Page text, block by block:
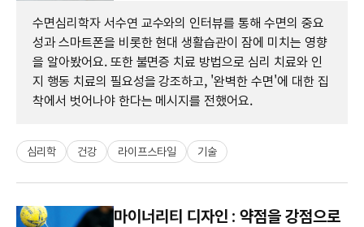
수면심리학자 서수연 교수와의 인터뷰를 통해 수면의 중요
성과 스마트폰을 비롯한 현대 생활습관이 잠에 미치는 영향
을 알아봤어요. 또한 불면증 치료 방법으로 심리 치료와 인
지 행동 치료의 필요성을 강조하고, '완벽한 수면'에 대한 집
착에서 벗어나야 한다는 메시지를 전했어요.
심리학 건강 라이프스타일 기술
마이너리티 디자인 : 약점을 강점으로